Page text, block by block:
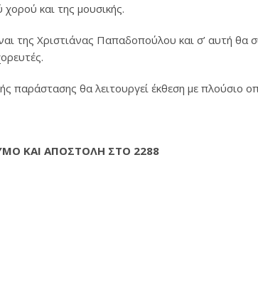
και της μουσικής.
της Χριστιάνας Παπαδοπούλου και σ’ αυτή
παράστασης θα λειτουργεί έκθεση με πλούσιο
ΚΑΙ ΑΠΟΣΤΟΛΗ ΣΤΟ 2288